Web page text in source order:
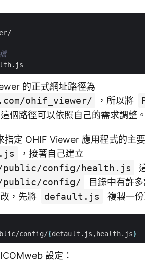
的正式網址路徑為
ohif_viewer/
，所以將
這個路徑可以依照自己的需求調整。
指定 OHIF Viewer 應用程式的主
，接著自己建立
public/config/health.js
public/config/
目錄中有許
，先將
default.js 複製一
config/{default.js,health.js}
設定：